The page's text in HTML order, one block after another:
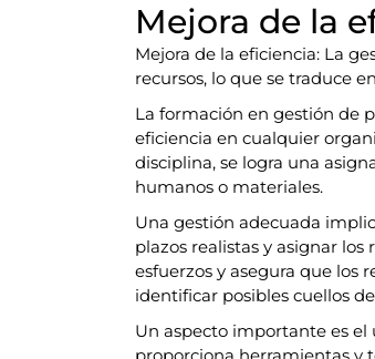
Mejora de la
Mejora de la eficiencia: La
recursos, lo que se traduce
La formación en gestión de
eficiencia en cualquier
disciplina, se logra una
humanos o materiales.
Una gestión adecuada
plazos realistas y asignar
esfuerzos y asegura que los
identificar posibles cuellos
Un aspecto importante es